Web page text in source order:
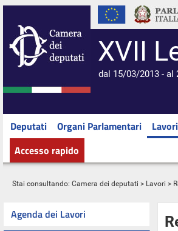
XVII
dal 15/03/2013 - al
Deputati Organi Parlamentari Lavori
Accesso rapido
Stai consultando: Camera dei deputati > Lavori >
Agenda dei Lavori